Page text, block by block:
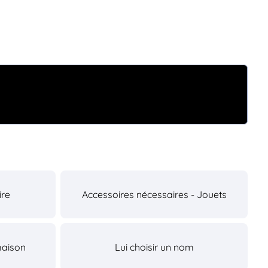
Accessoires nécessaires - Jouets
Lui choisir un nom